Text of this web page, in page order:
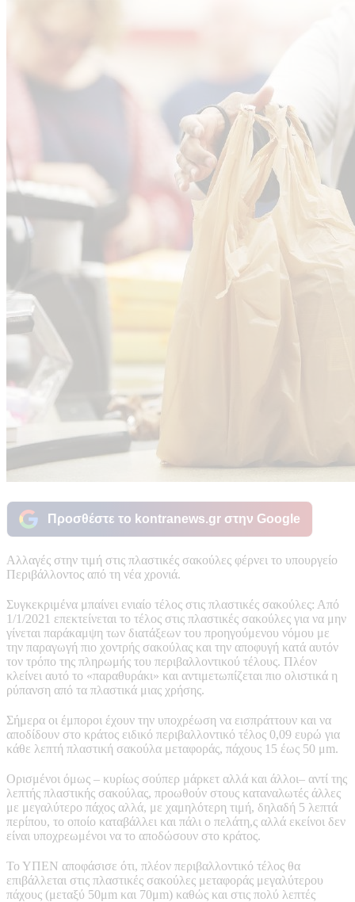
Προσθέστε το kontranews.gr στην Google
Αλλαγές στην τιμή στις πλαστικές σακούλες φέρνει το υπουργείο
Περιβάλλοντος από τη νέα χρονιά.
Συγκεκριμένα μπαίνει ενιαίο τέλος στις πλαστικές σακούλες: Από
1/1/2021 επεκτείνεται το τέλος στις πλαστικές σακούλες για να μην
γίνεται παράκαμψη των διατάξεων του προηγούμενου νόμου με
την παραγωγή πιο χοντρής σακούλας και την αποφυγή κατά αυτόν
τον τρόπο της πληρωμής του περιβαλλοντικού τέλους. Πλέον
κλείνει αυτό το «παραθυράκι» και αντιμετωπίζεται πιο ολιστικά η
ρύπανση από τα πλαστικά μιας χρήσης.
Σήμερα οι έμποροι έχουν την υποχρέωση να εισπράττουν και να
αποδίδουν στο κράτος ειδικό περιβαλλοντικό τέλος 0,09 ευρώ για
κάθε λεπτή πλαστική σακούλα μεταφοράς, πάχους 15 έως 50 μm.
Ορισμένοι όμως – κυρίως σούπερ μάρκετ αλλά και άλλοι– αντί της
λεπτής πλαστικής σακούλας, προωθούν στους καταναλωτές άλλες
με μεγαλύτερο πάχος αλλά, με χαμηλότερη τιμή, δηλαδή 5 λεπτά
περίπου, το οποίο καταβάλλει και πάλι ο πελάτη,ς αλλά εκείνοι δεν
είναι υποχρεωμένοι να το αποδώσουν στο κράτος.
Το ΥΠΕΝ αποφάσισε ότι, πλέον περιβαλλοντικό τέλος θα
επιβάλλεται στις πλαστικές σακούλες μεταφοράς μεγαλύτερου
πάχους (μεταξύ 50μm και 70μm) καθώς και στις πολύ λεπτές